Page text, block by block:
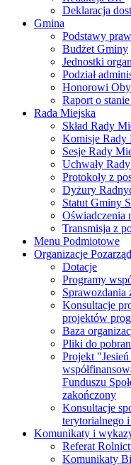
Deklaracja
Gmina
Podstawy
Budżet Gminy
Jednostki
Podział
Honorowi
Raport o
Rada Miejska
Skład Rady
Komisje Rady
Sesje Rady
Uchwały
Protokoły z
Dyżury
Statut Gminy
Oświadczenia
Transmisja z
Menu Podmiotowe
Organizacje
Dotacje
Programy
Sprawozdania
Konsultacje
projektów
Baza
Pliki do
Projekt
Funduszu
zakończony
Konsultacje
terytorialnego
Komunikaty i
Referat
Komunikaty